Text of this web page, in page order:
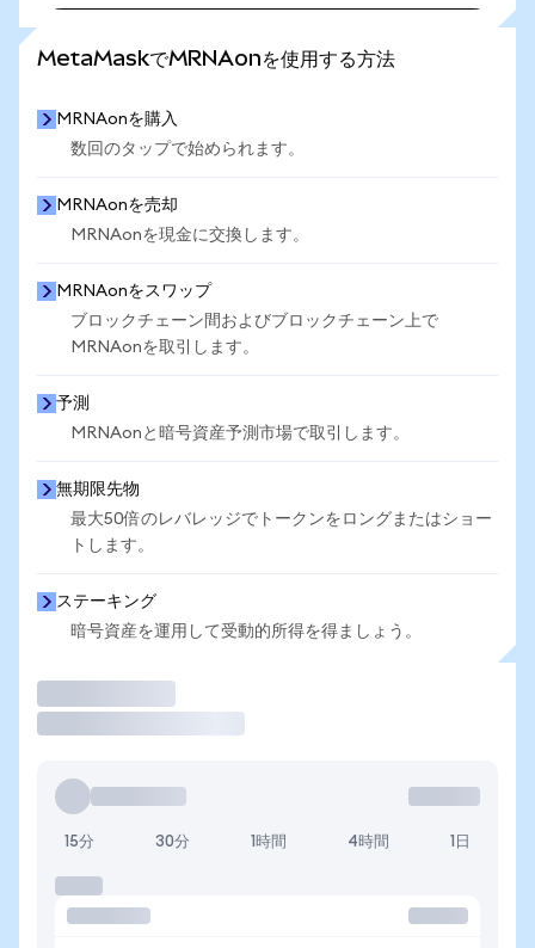
MetaMaskでMRNAonを使用する方法
MRNAonを購入
数回のタップで始められます。
MRNAonを売却
MRNAonを現金に交換します。
MRNAonをスワップ
ブロックチェーン間およびブロックチェーン上で
MRNAonを取引します。
予測
MRNAonと暗号資産予測市場で取引します。
無期限先物
最大50倍のレバレッジでトークンをロングまたはショー
トします。
ステーキング
暗号資産を運用して受動的所得を得ましょう。
15分 30分 1時間 4時間 1日